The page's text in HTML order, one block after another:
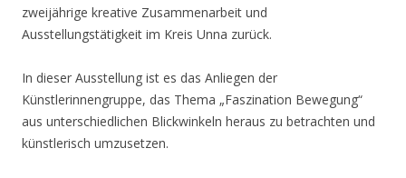
zweijährige kreative Zusammenarbeit und
Ausstellungstätigkeit im Kreis Unna zurück.
In dieser Ausstellung ist es das Anliegen der
Künstlerinnengruppe, das Thema „Faszination Bewegung“
aus unterschiedlichen Blickwinkeln heraus zu betrachten und
künstlerisch umzusetzen.